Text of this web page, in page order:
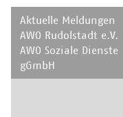
Navigation
überspringen
Aktuelle Meldungen
AWO Rudolstadt e.V.
AWO Soziale Dienste
gGmbH